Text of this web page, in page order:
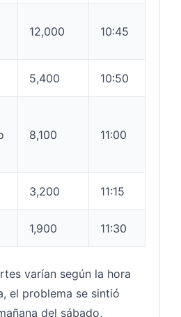
12,000 10:45
5,400 10:50
8,100 11:00
3,200 11:15
1,900 11:30
varían según la hora
el problema se sintió
del sábado,